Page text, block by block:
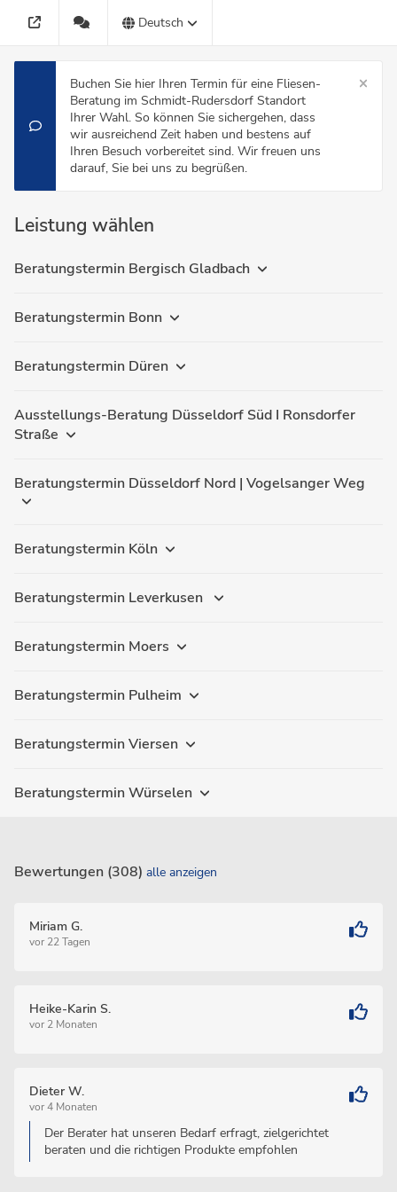
Deutsch
Buchen Sie hier Ihren Termin für eine Fliesen-
Beratung im Schmidt-Rudersdorf Standort
Ihrer Wahl. So können Sie sichergehen, dass
wir ausreichend Zeit haben und bestens auf
Ihren Besuch vorbereitet sind. Wir freuen uns
darauf, Sie bei uns zu begrüßen.
Leistung wählen
Beratungstermin Bergisch Gladbach
Beratungstermin Bonn
Beratungstermin Düren
Ausstellungs-Beratung Düsseldorf Süd I Ronsdorfer
Straße
Beratungstermin Düsseldorf Nord | Vogelsanger Weg
Beratungstermin Köln
Beratungstermin Leverkusen
Beratungstermin Moers
Beratungstermin Pulheim
Beratungstermin Viersen
Beratungstermin Würselen
Bewertungen (308) alle anzeigen
Miriam G.
vor 22 Tagen
Heike-Karin S.
vor 2 Monaten
Dieter W.
vor 4 Monaten
Der Berater hat unseren Bedarf erfragt, zielgerichtet
beraten und die richtigen Produkte empfohlen